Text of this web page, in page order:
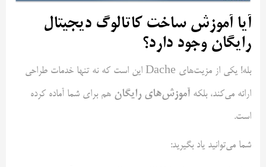
آیا آموزش ساخت کاتالوگ دیجیتال
رایگان وجود دارد؟
بله! یکی از مزیت‌های Dache این است که نه تنها خدمات طراحی
ارائه می‌کند، بلکه آموزش‌های رایگان هم برای شما آماده کرده
است.
شما می‌توانید یاد بگیرید: